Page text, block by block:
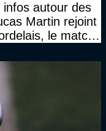
autour des
Martin rejoint
le match